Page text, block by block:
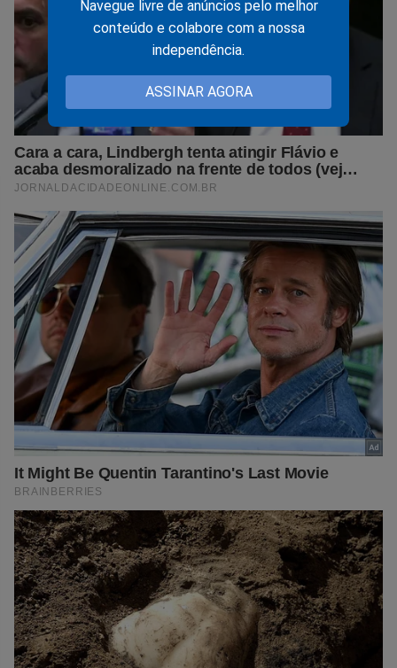
Navegue livre de anúncios pelo melhor
conteúdo e colabore com a nossa
independência.
ASSINAR AGORA